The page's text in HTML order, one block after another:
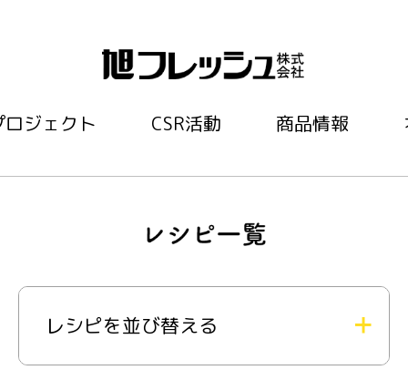
ロジェクト CSR活動 商品情報
レシピを並び替える